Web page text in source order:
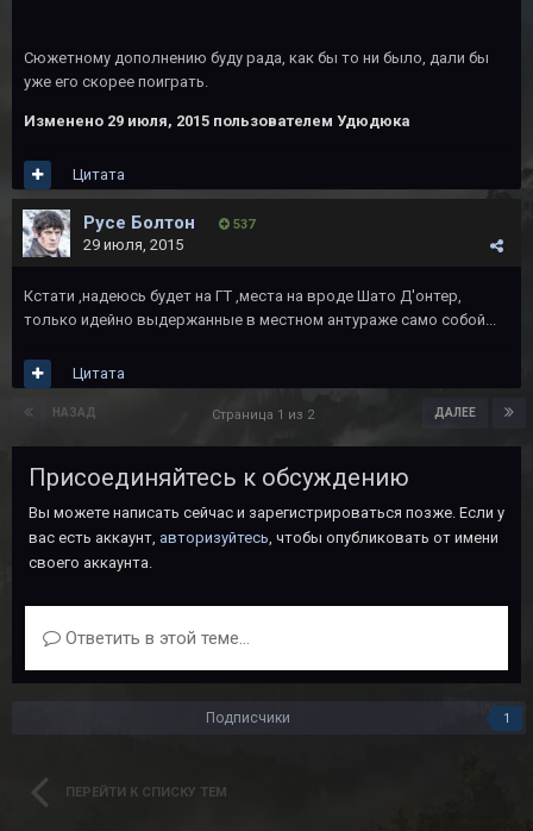
Сюжетному дополнению буду рада, как бы то ни было, дали бы
уже его скорее поиграть.
Изменено 29 июля, 2015 пользователем Удюдюка
Цитата
Русе Болтон 537
29 июля, 2015
Кстати ,надеюсь будет на ГТ ,места на вроде Шато Д'онтер,
только идейно выдержанные в местном антураже само собой...
Цитата
НАЗАД ДАЛЕЕ
Страница 1 из 2
Присоединяйтесь к обсуждению
Вы можете написать сейчас и зарегистрироваться позже. Если у
вас есть аккаунт, авторизуйтесь, чтобы опубликовать от имени
своего аккаунта.
Ответить в этой теме...
Подписчики 1
ПЕРЕЙТИ К СПИСКУ ТЕМ